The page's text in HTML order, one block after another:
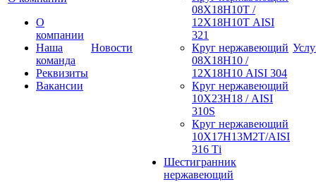
О
компании
Наша
команда
Реквизиты
Вакансии
Новости
08Х18Н10Т /
12Х18Н10Т AISI
321
Круг нержавеющий
08Х18Н10 /
12Х18Н10 AISI 304
Круг нержавеющий
10Х23Н18 / AISI
310S
Круг нержавеющий
10Х17Н13М2Т/AISI
316 Тi
Шестигранник
нержавеющий